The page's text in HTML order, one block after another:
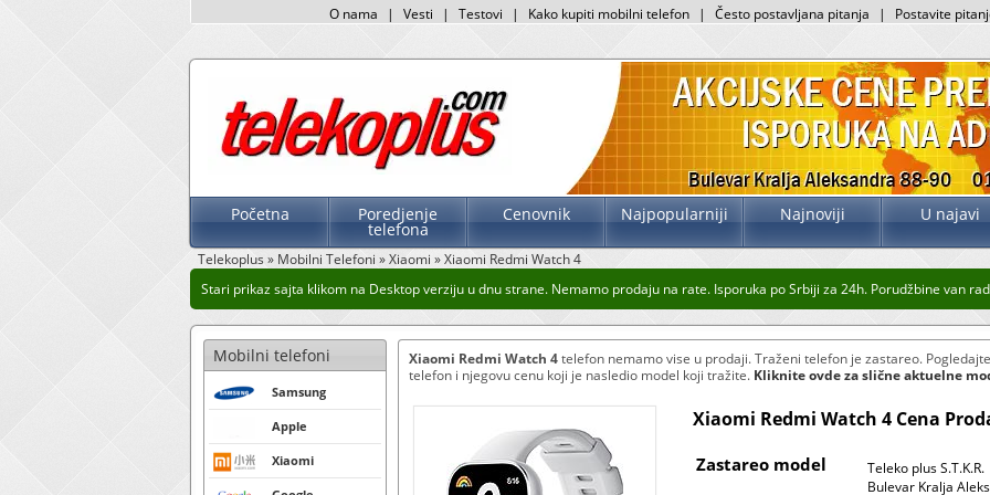
O nama | Vesti | Testovi | Kako kupiti mobilni telefon | Često postavljana pitanja | Postavite
Početna Poredjenje
telefona
Cenovnik Najpopularniji Najnoviji U najavi
Telekoplus» Mobilni Telefoni »Xiaomi »Xiaomi Redmi Watch 4
Stari prikaz sajta klikom na Desktop verziju u dnu strane. Nemamo prodaju na rate. Isporuka po Srbiji za 24h. Porudžbine van
Mobilni telefoni
Samsung
Apple
Xiaomi
Xiaomi Redmi Watch 4telefon nemamo vise u prodaji. Traženi telefon je zastareo.
telefon i njegovu cenu koji je nasledio model koji tražite. Kliknite ovde za slične aktuelne
Xiaomi Redmi Watch 4 Cena
Zastareo model
Teleko plus S.T.K.R.
Bulevar Kralja